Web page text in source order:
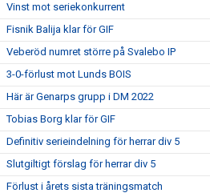
Vinst mot seriekonkurrent
Fisnik Balija klar för GIF
Veberöd numret större på Svalebo IP
3-0-förlust mot Lunds BOIS
Här är Genarps grupp i DM 2022
Tobias Borg klar för GIF
Definitiv serieindelning för herrar div 5
Slutgiltigt förslag för herrar div 5
Förlust i årets sista träningsmatch